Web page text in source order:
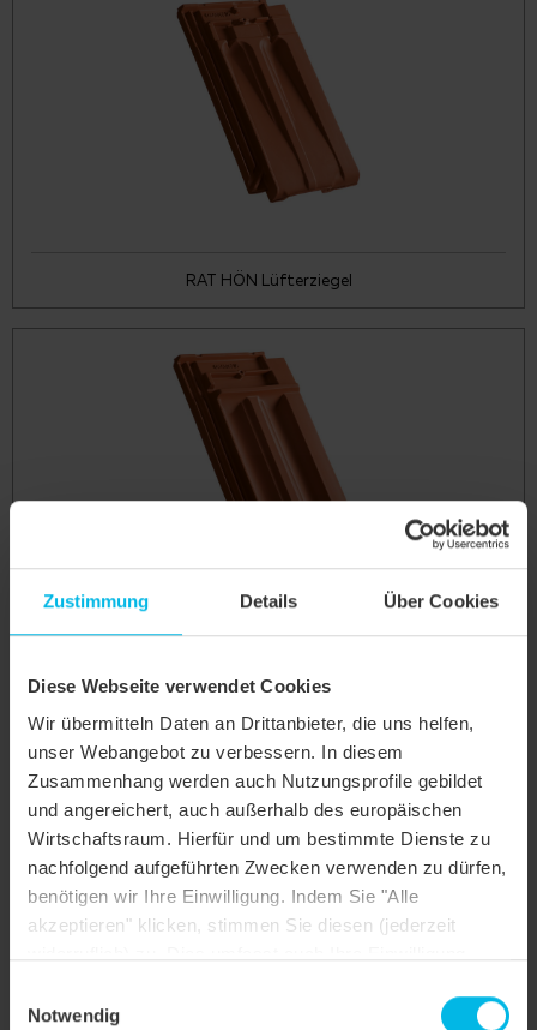
Zustimmung Details Über Cookies
Diese Webseite verwendet Cookies
Wir übermitteln Daten an Drittanbieter, die uns helfen,
unser Webangebot zu verbessern. In diesem
Zusammenhang werden auch Nutzungsprofile gebildet
und angereichert, auch außerhalb des europäischen
Wirtschaftsraum. Hierfür und um bestimmte Dienste zu
nachfolgend aufgeführten Zwecken verwenden zu dürfen,
benötigen wir Ihre Einwilligung. Indem Sie "Alle
akzeptieren" klicken, stimmen Sie diesen (jederzeit
Einstellungen ändern oder die Datenverarbeitung
Notwendig
RAT HÖN Lüfterziegel
RAT HÖN Firstanschluss-Lüfterziegel